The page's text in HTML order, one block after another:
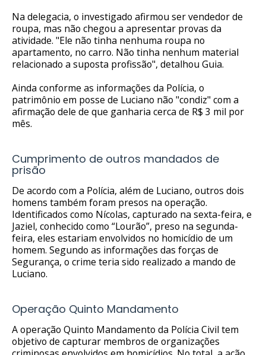
Na delegacia, o investigado afirmou ser vendedor de
roupa, mas não chegou a apresentar provas da
atividade. "Ele não tinha nenhuma roupa no
apartamento, no carro. Não tinha nenhum material
relacionado a suposta profissão", detalhou Guia.
Ainda conforme as informações da Polícia, o
patrimônio em posse de Luciano não "condiz" com a
afirmação dele de que ganharia cerca de R$ 3 mil por
mês.
Cumprimento de outros mandados de
prisão
De acordo com a Polícia, além de Luciano, outros dois
homens também foram presos na operação.
Identificados como Nícolas, capturado na sexta-feira, e
Jaziel, conhecido como “Lourão”, preso na segunda-
feira, eles estariam envolvidos no homicídio de um
homem. Segundo as informações das forças de
Segurança, o crime teria sido realizado a mando de
Luciano.
Operação Quinto Mandamento
A operação Quinto Mandamento da Polícia Civil tem
objetivo de capturar membros de organizações